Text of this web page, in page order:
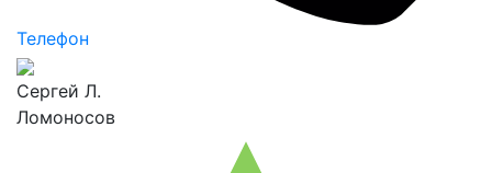
Телефон
Сергей Л.
Ломоносов